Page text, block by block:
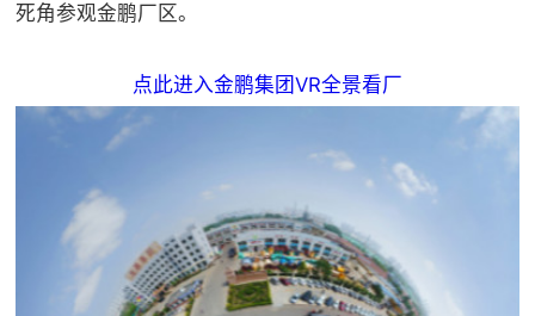
死角参观金鹏厂区。
点此进入金鹏集团VR全景看厂
 选矿实验室
 关于金鹏
专家团队